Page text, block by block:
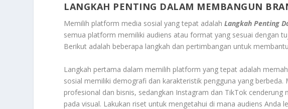
LANGKAH PENTING DALAM MEMBANGUN
Memilih platform media sosial yang tepat adalahLangkah Penting
semua platform memiliki audiens atau format yang sesuai dengan
Berikut adalah beberapa langkah dan pertimbangan untuk
Langkah pertama dalam memilih platform yang tepat adalah
sosial memiliki demografi dan karakteristik pengguna yang
profesional dan bisnis, sedangkan Instagram dan TikTok
pada visual. Lakukan riset untuk mengetahui di mana audiens Anda